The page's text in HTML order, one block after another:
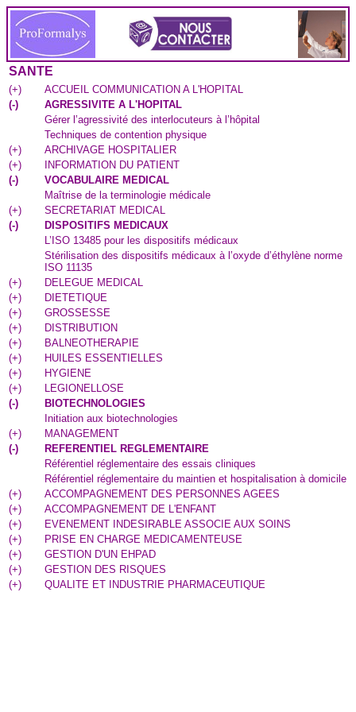
SANTE
(+)
ACCUEIL COMMUNICATION A L'HOPITAL
(-)
AGRESSIVITE A L'HOPITAL
Gérer l’agressivité des interlocuteurs à l’hôpital
Techniques de contention physique
(+)
ARCHIVAGE HOSPITALIER
(+)
INFORMATION DU PATIENT
(-)
VOCABULAIRE MEDICAL
Maîtrise de la terminologie médicale
(+)
SECRETARIAT MEDICAL
(-)
DISPOSITIFS MEDICAUX
L’ISO 13485 pour les dispositifs médicaux
Stérilisation des dispositifs médicaux à l’oxyde d’éthylène norme
ISO 11135
(+)
DELEGUE MEDICAL
(+)
DIETETIQUE
(+)
GROSSESSE
(+)
DISTRIBUTION
(+)
BALNEOTHERAPIE
(+)
HUILES ESSENTIELLES
(+)
HYGIENE
(+)
LEGIONELLOSE
(-)
BIOTECHNOLOGIES
Initiation aux biotechnologies
(+)
MANAGEMENT
(-)
REFERENTIEL REGLEMENTAIRE
Référentiel réglementaire des essais cliniques
Référentiel réglementaire du maintien et hospitalisation à domicile
(+)
ACCOMPAGNEMENT DES PERSONNES AGEES
(+)
ACCOMPAGNEMENT DE L'ENFANT
(+)
EVENEMENT INDESIRABLE ASSOCIE AUX SOINS
(+)
PRISE EN CHARGE MEDICAMENTEUSE
(+)
GESTION D'UN EHPAD
(+)
GESTION DES RISQUES
(+) QUALITE ET INDUSTRIE PHARMACEUTIQUE